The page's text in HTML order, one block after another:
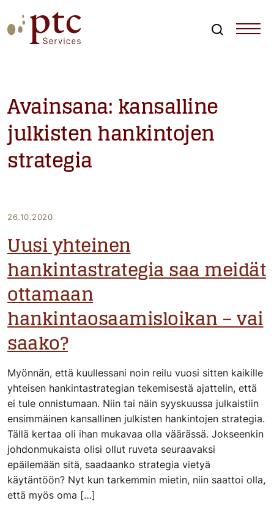
to
content
Avainsana:kansalline
julkisten hankintojen
strategia
26.10.2020
Uusi yhteinen
hankintastrategia saa meidät
ottamaan
hankintaosaamisloikan – vai
saako?
Myönnän, että kuullessani noin reilu vuosi sitten kaikille
yhteisen hankintastrategian tekemisestä ajattelin, että
ei tule onnistumaan. Niin tai näin syyskuussa julkaistiin
ensimmäinen kansallinen julkisten hankintojen strategia.
Tällä kertaa oli ihan mukavaa olla väärässä. Jokseenkin
johdonmukaista olisi ollut ruveta seuraavaksi
epäilemään sitä, saadaanko strategia vietyä
käytäntöön? Nyt kun tarkemmin mietin, niin saattoi olla,
että myös oma […]